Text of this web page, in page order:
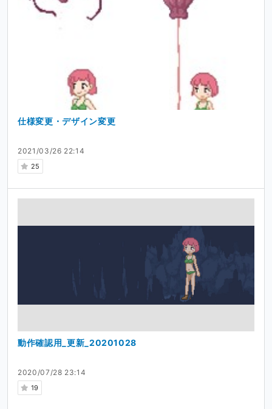
2021/03/26 22:14
25
仕様変更・デザイン変更
2020/07/28 23:14
19
動作確認用_更新_20201028